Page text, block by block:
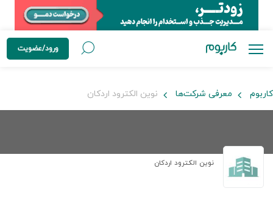
ورود/عضویت
کاربوم معرفی شرکت‌ها نوین الکترود اردکان
نوین الکترود اردکان